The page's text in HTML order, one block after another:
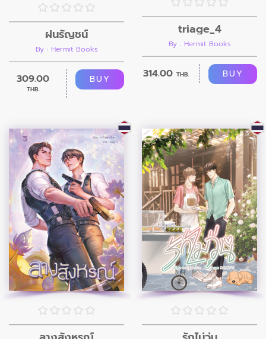
ฝนรัญชน์
By : Hermit Books
309.00
THB.
BUY
triage_4
By : Hermit Books
314.00 THB. BUY